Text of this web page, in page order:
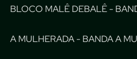
BLOCO MALÊ DEBALÊ -
A MULHERADA - BANDA A